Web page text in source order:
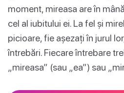
moment, mireasa are în
cel al iubitului ei. La fel și
picioare, fie așezați în jurul
întrebări. Fiecare întrebare
„mireasa” (sau „ea”) sau